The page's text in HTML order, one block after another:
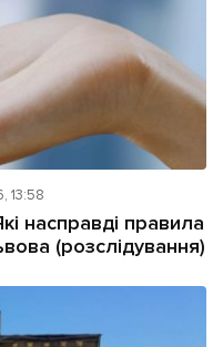
13:58
насправді правила
(розслідування)